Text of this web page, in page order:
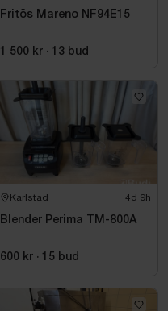
Fritös Mareno NF94E15
1 500 kr · 13 bud
Karlstad 4d 9h
Blender Perima TM-800A
600 kr · 15 bud